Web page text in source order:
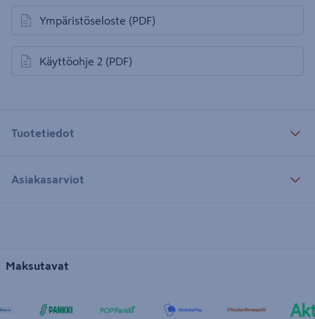
Ympäristöseloste (PDF)
avautuu uuteen välilehteen
Käyttöohje 2 (PDF)
avautuu uuteen välilehteen
Tuotetiedot
Asiakasarviot
Maksutavat